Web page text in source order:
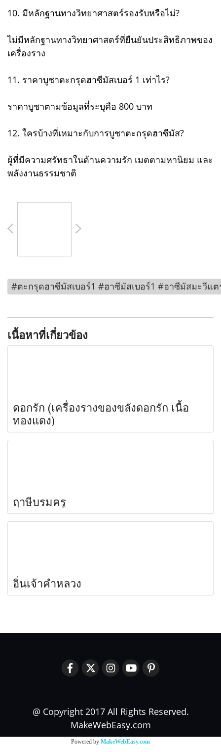
10. มีหลักฐานทางวิทยาศาสตร์รองรับหรือไม่?
ไม่มีหลักฐานทางวิทยาศาสตร์ที่ยืนยันประสิทธิภาพของ
เครื่องราง
11. ราคาบูชาตะกรุดฮาซีมัสเบอร์ 1 เท่าไร?
ราคาบูชาตามข้อมูลที่ระบุคือ 800 บาท
12. ใครบ้างที่เหมาะกับการบูชาตะกรุดฮาซีมัส?
ผู้ที่มีความศรัทธาในด้านความรัก เมตตามหานิยม และ
พลังงานธรรมชาติ
#ตะกรุดฮาซีมัสเบอร์1 #ฮาซีมัสเบอร์1 #ฮาซีมัสมะวีแ
เนื้อหาที่เกี่ยวข้อง
ดอกรัก (เครื่องรางของขลังดอกรัก เนื้อ
ทองแดง)
ฤาษีบรมครู
อิ่นเจ้าคำหลวง
@ Copyright 2017 All Rights Reserved.
MakeWebEasy.com
Powered by MakeWebEasy.com